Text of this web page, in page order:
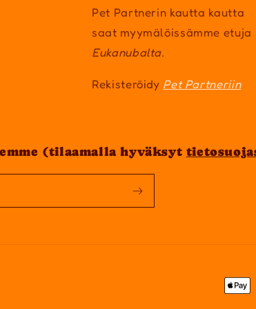
Pet Partnerin kautta kautta
saat myymälöissämme etuja
Eukanubalta.
Rekisteröidy Pet Partneriin
(tilaamalla hyväksyt